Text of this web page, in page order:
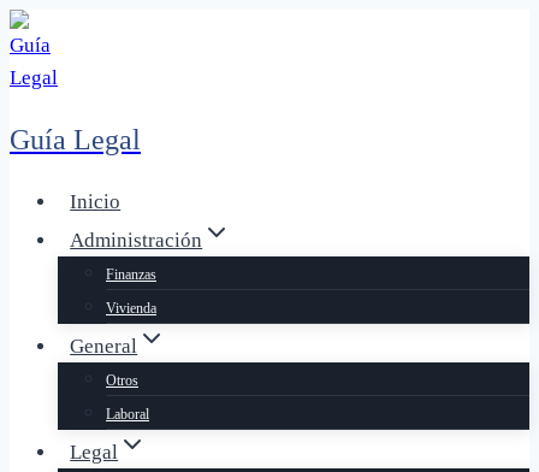
Saltar
al
contenido
Guía Legal
Inicio
Administración
Finanzas
Vivienda
General
Otros
Laboral
Legal